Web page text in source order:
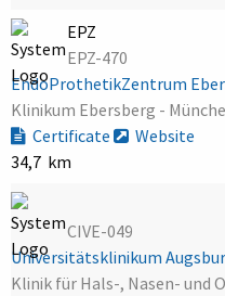
EPZ
EPZ-470
EndoProthetikZentrum
Klinikum Ebersberg -
Certificate
Website
34,7 km
CIVE-049
Universitätsklinikum
Klinik für Hals-, Nasen- und